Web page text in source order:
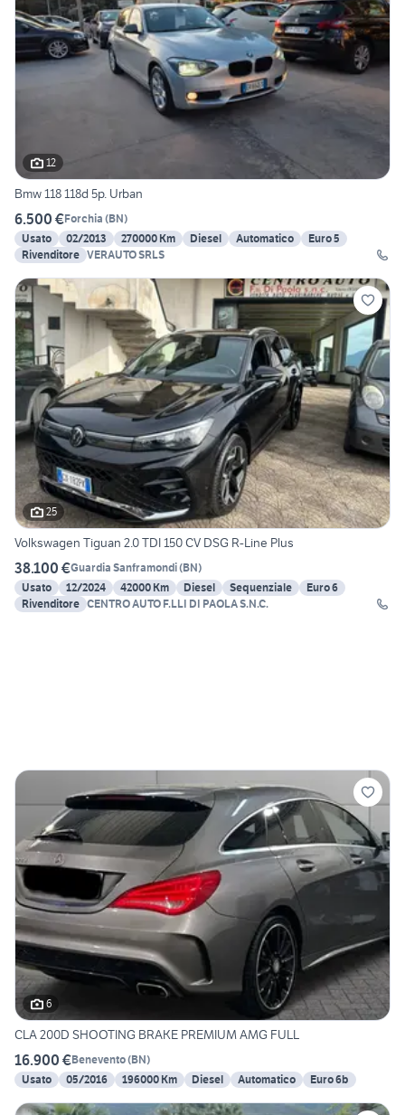
12
Bmw 118 118d 5p. Urban
6.500 €Forchia (BN)
Usato
02/2013 270000 Km Diesel Automatico
Euro 5
Rivenditore VERAUTO SRLS
25
Volkswagen Tiguan 2.0 TDI 150 CV DSG R-Line Plus
38.100 €Guardia Sanframondi(BN)
Usato
12/2024 42000 Km Diesel Sequenziale
Euro 6
Rivenditore CENTRO AUTO F.LLI DI PAOLA S.N.C.
6
CLA 200D SHOOTING BRAKE PREMIUM AMG FULL
16.900 €Benevento(BN)
Usato
05/2016 196000 Km Diesel Automatico Euro 6b